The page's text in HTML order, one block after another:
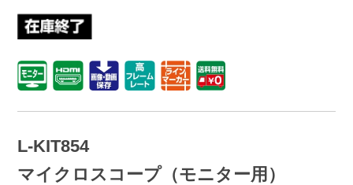
L-KIT854
マイクロスコープ（モニター用）